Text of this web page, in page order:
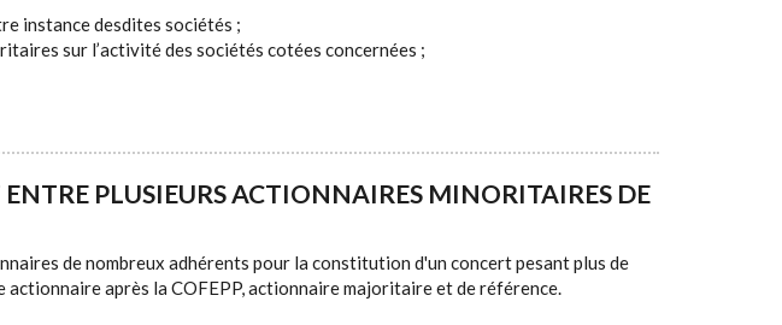
instance desdites sociétés ;
sur l’activité des sociétés cotées concernées ;
PLUSIEURS ACTIONNAIRES MINORITAIRES DE
de nombreux adhérents pour la constitution d'un concert pesant plus de
après la COFEPP, actionnaire majoritaire et de référence.